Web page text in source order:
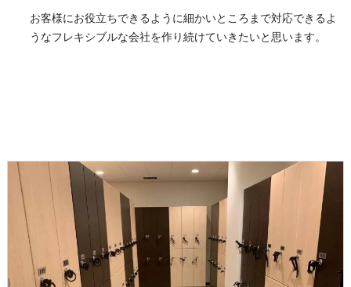
お客様にお役立ちできるように細かいところまで対応できるよ
うなフレキシブルな会社を作り続けていきたいと思います。